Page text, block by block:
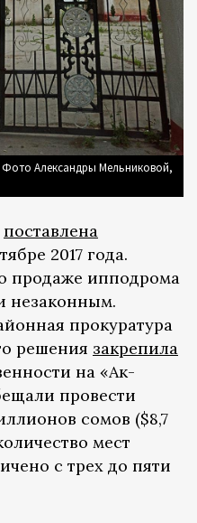
Александры Мельниковой,
поставлена
2017 года.
продаже ипподрома
незаконным.
прокуратура
решения закрепила
на «Ак-
провести
сомов ($8,7
мест
с трех до пяти